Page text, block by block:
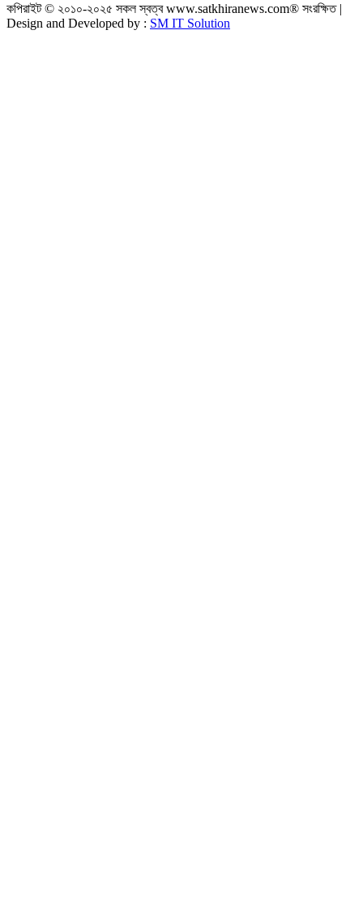
কপিরাইট © ২০১০-২০২৫ সকল স্বত্ব www.satkhiranews.com® সংরক্ষিত |
Design and Developed by : SM IT Solution